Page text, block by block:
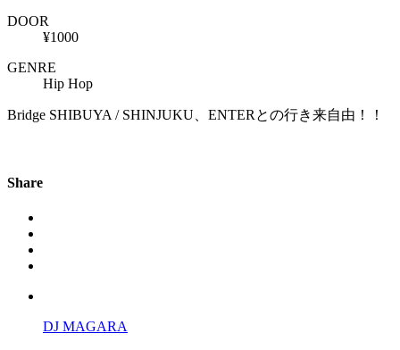
DOOR
¥1000
GENRE
Hip Hop
Bridge SHIBUYA / SHINJUKU、ENTERとの行き来自由！！
Share
DJ MAGARA